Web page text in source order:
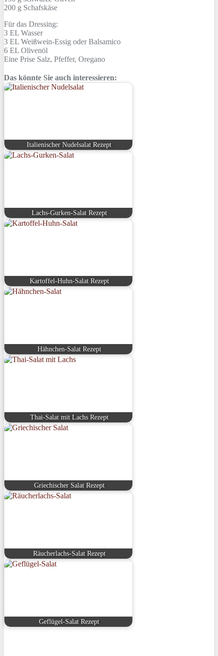
200 g Schafskäse
Für das Dressing:
3 EL Wasser
3 EL Weißwein-Essig oder Balsamico
6 EL Olivenöl
Eine Prise Salz, Pfeffer, Oregano
Das könnte Sie auch interessieren:
Italienischer Nudelsalat Rezept
Lachs-Gurken-Salat Rezept
Kartoffel-Huhn-Salat Rezept
Hähnchen-Salat Rezept
Thai-Salat mit Lachs Rezept
Griechischer Salat Rezept
Räucherlachs-Salat Rezept
Geflügel-Salat Rezept